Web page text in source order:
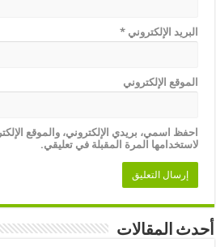
البريد الإلكتروني*
الموقع الإلكتروني
احفظ اسمي، بريدي الإلكتروني، والموقع
لاستخدامها المرة المقبلة في تعليقي.
أحدث المقالات